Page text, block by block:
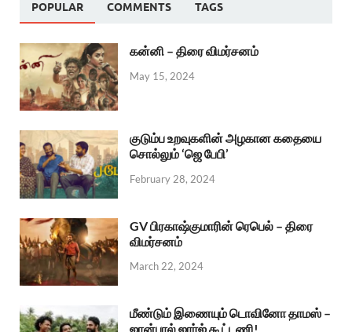
POPULAR COMMENTS TAGS
கன்னி – திரை விமர்சனம்
May 15, 2024
குடும்ப உறவுகளின் அழகான கதையை
சொல்லும் ‘ஜெ பேபி’
February 28, 2024
GV பிரகாஷ்குமாரின் ரெபெல் – திரை
விமர்சனம்
March 22, 2024
மீண்டும் இணையும் டொவினோ தாமஸ் –
ஜான்பால் ஜார்ஜ் கூட்டணி!